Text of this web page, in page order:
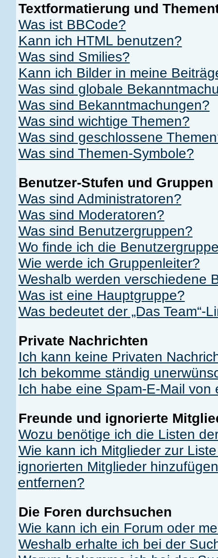
Textformatierung und
Was ist BBCode?
Kann ich HTML benutzen?
Was sind Smilies?
Kann ich Bilder in meine
Was sind globale
Was sind Bekanntmachungen?
Was sind wichtige Themen?
Was sind geschlossene
Was sind Themen-Symbole?
Benutzer-Stufen und Gruppen
Was sind Administratoren?
Was sind Moderatoren?
Was sind Benutzergruppen?
Wo finde ich die
Wie werde ich Gruppenleiter?
Weshalb werden verschiedene
Was ist eine Hauptgruppe?
Was bedeutet der „Das Team“-
Private Nachrichten
Ich kann keine Privaten
Ich bekomme ständig
Ich habe eine Spam-E-Mail
Freunde und ignorierte
Wozu benötige ich die Listen
Wie kann ich Mitglieder zur
ignorierten Mitglieder
entfernen?
Die Foren durchsuchen
Wie kann ich ein Forum oder
Weshalb erhalte ich bei der